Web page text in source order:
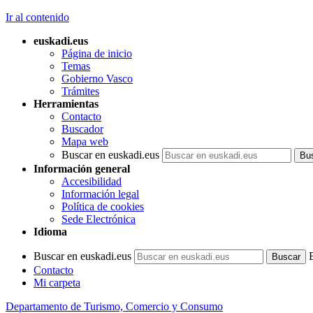
Ir al contenido
euskadi.eus
Página de inicio
Temas
Gobierno Vasco
Trámites
Herramientas
Contacto
Buscador
Mapa web
Buscar en euskadi.eus
Información general
Accesibilidad
Información legal
Política de cookies
Sede Electrónica
Idioma
Buscar en euskadi.eus
Contacto
Mi carpeta
Departamento de Turismo, Comercio y Consumo